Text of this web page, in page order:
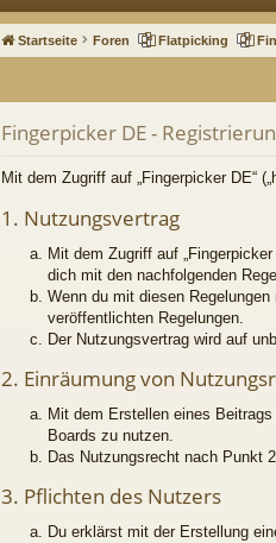
ne
ug
riff
Startseite Foren Flatpicking
Fingerpicker DE -
Mit dem Zugriff auf „Fingerpicker DE“
1. Nutzungsvertrag
Mit dem Zugriff auf
dich mit den nachfolgenden
Wenn du mit diesen
veröffentlichten Regelungen.
Der Nutzungsvertrag wird auf
2. Einräumung von
Mit dem Erstellen eines
Boards zu nutzen.
Das Nutzungsrecht nach Punkt
3. Pflichten des Nutzers
Du erklärst mit der Erstellung